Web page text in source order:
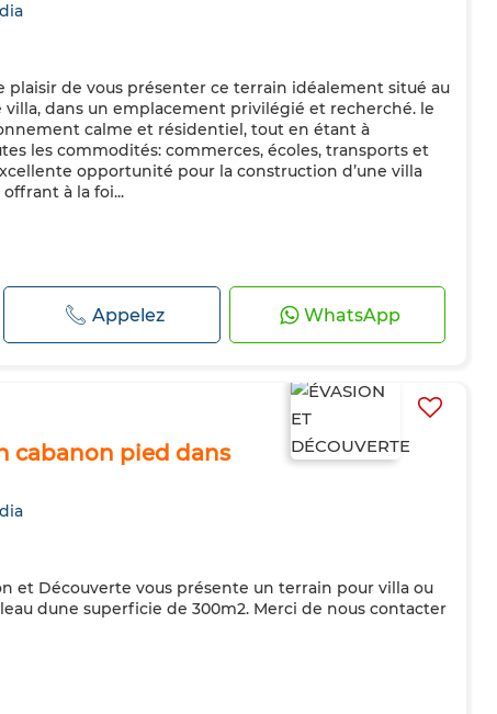
plaisir de vous présenter ce terrain idéalement situé au
villa, dans un emplacement privilégié et recherché. le
calme et résidentiel, tout en étant à
les commodités: commerces, écoles, transports et
opportunité pour la construction d’une villa
à la foi...
Appelez WhatsApp
cabanon pied dans
et Découverte vous présente un terrain pour villa ou
dune superficie de 300m2. Merci de nous contacter